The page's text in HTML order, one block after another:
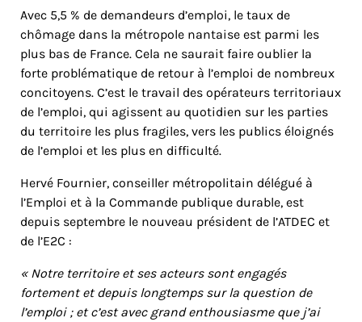
Avec 5,5 % de demandeurs d’emploi, le taux de
chômage dans la métropole nantaise est parmi les
plus bas de France. Cela ne saurait faire oublier la
forte problématique de retour à l’emploi de nombreux
concitoyens. C’est le travail des opérateurs territoriaux
de l’emploi, qui agissent au quotidien sur les parties
du territoire les plus fragiles, vers les publics éloignés
de l’emploi et les plus en difficulté.
Hervé Fournier, conseiller métropolitain délégué à
l’Emploi et à la Commande publique durable, est
depuis septembre le nouveau président de l’ATDEC et
de l’E2C :
« Notre territoire et ses acteurs sont engagés
fortement et depuis longtemps sur la question de
l’emploi ; et c’est avec grand enthousiasme que j’ai